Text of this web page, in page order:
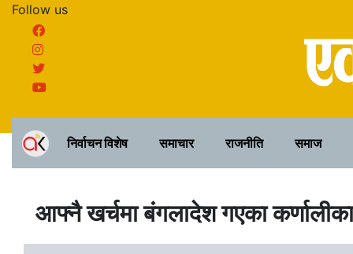
Follow us
निर्वाचन विशेष समाचार राजनीति समाज
आफ्नै खर्चमा बंगलादेश गएका